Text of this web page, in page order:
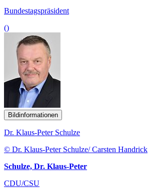
Bundestagspräsident
()
Bildinformationen
Dr. Klaus-Peter Schulze
© Dr. Klaus-Peter Schulze/ Carsten Handrick
Schulze, Dr. Klaus-Peter
CDU/CSU